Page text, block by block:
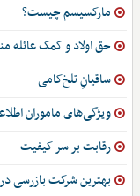
مارکسیسم چیست؟
حق اولاد و کمک عائله
ساقیانِ تلخ‌کامی
ویژگی‌های ماموران
رقابت بر سر کیفیت
بهترین شرکت بازرسی در